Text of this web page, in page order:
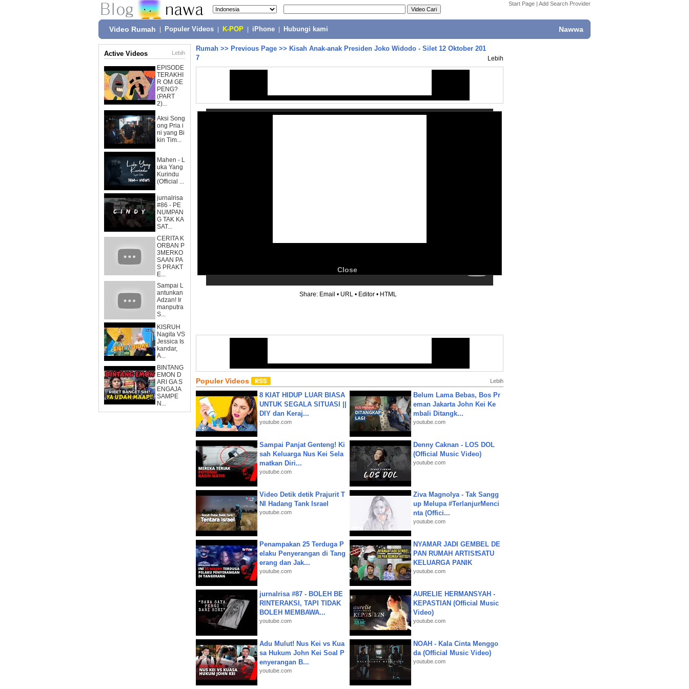
Start Page | Add Search Provider
Video Rumah Populer Videos K-POP iPhone Hubungi kami Nawwa
Active Videos Lebih
EPISODE
TERAKHI
R OM GE
PENG?
(PART
2)...
Aksi Song
ong Pria i
ni yang Bi
kin Tim...
Mahen - L
uka Yang
Kurindu
(Official ...
jurnalrisa
#86 - PE
NUMPAN
G TAK KA
SAT...
CERITA K
ORBAN P
3MERKO
SAAN PA
S PRAKT
E...
Sampai L
antunkan
Adzan! Ir
manputra
S...
KISRUH
Nagita VS
Jessica Is
kandar,
A...
BINTANG
EMON D
ARI GA S
ENGAJA
SAMPE
N...
Rumah >> Previous Page >> Kisah Anak-anak Presiden Joko Widodo - Silet 12 Oktober 201
7
Lebih
Close
Share: Email • URL • Editor • HTML
Populer Videos Lebih
8 KIAT HIDUP LUAR BIASA
UNTUK SEGALA SITUASI ||
DIY dan Keraj...
youtube.com
Belum Lama Bebas, Bos Pr
eman Jakarta John Kei Ke
mbali Ditangk...
youtube.com
Sampai Panjat Genteng! Ki
sah Keluarga Nus Kei Sela
matkan Diri...
youtube.com
Denny Caknan - LOS DOL
(Official Music Video)
youtube.com
Video Detik detik Prajurit T
NI Hadang Tank Israel
youtube.com
Ziva Magnolya - Tak Sangg
up Melupa #TerlanjurMenci
nta (Offici...
youtube.com
Penampakan 25 Terduga P
elaku Penyerangan di Tang
erang dan Jak...
youtube.com
NYAMAR JADI GEMBEL DE
PAN RUMAH ARTIS❗SATU
KELUARGA PANIK
youtube.com
jurnalrisa #87 - BOLEH BE
RINTERAKSI, TAPI TIDAK
BOLEH MEMBAWA...
youtube.com
AURELIE HERMANSYAH -
KEPASTIAN (Official Music
Video)
youtube.com
Adu Mulut! Nus Kei vs Kua
sa Hukum John Kei Soal P
enyerangan B...
youtube.com
NOAH - Kala Cinta Menggo
da (Official Music Video)
youtube.com